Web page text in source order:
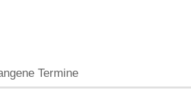
Termine